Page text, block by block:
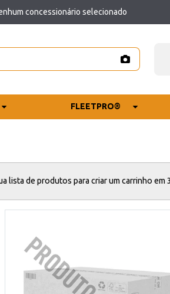
concessionário selecionado
FLEETPRO®
lista de produtos para criar um carrinho em